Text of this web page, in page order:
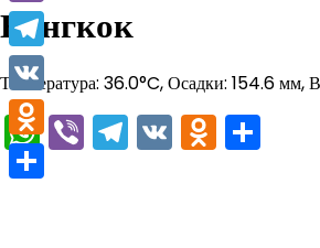
Бангкок
Температура: 36.0°C, Осадки: 154.6 мм,
WhatsApp
ViberTelegram
VK
Viber
Telegram
VK
Odnoklassniki